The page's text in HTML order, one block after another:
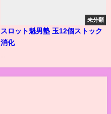
未分類
スロット魁男塾 玉12個ストック
消化